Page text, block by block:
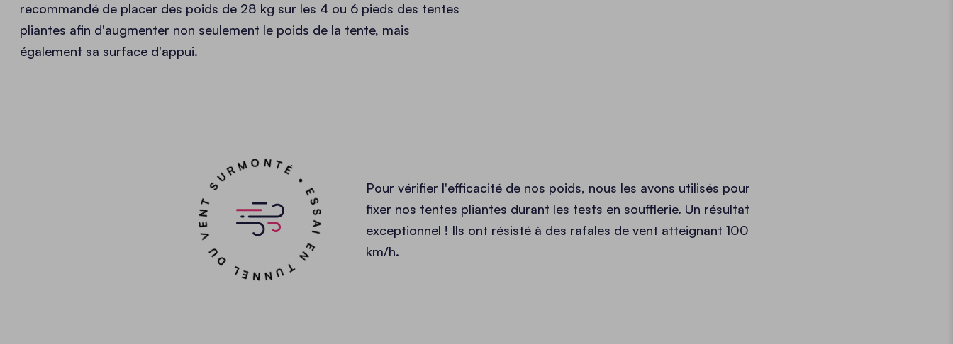
recommandé de placer des poids de 28 kg sur les 4 ou 6 pieds des tentes
pliantes afin d'augmenter non seulement le poids de la tente, mais
également sa surface d'appui.
ESSAI EN TUNNEL DU VENT SURMONTÉ •
Pour vérifier l'efficacité de nos poids, nous les avons utilisés pour
fixer nos tentes pliantes durant les tests en soufflerie. Un résultat
exceptionnel ! Ils ont résisté à des rafales de vent atteignant 100
km/h.